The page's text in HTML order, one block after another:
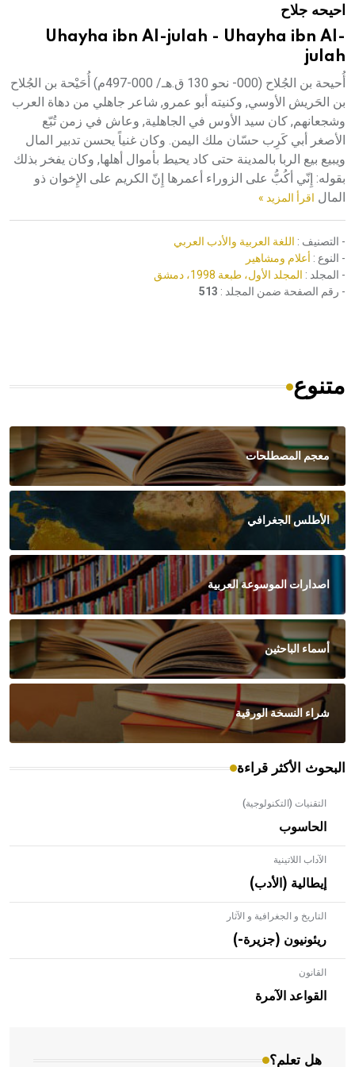
هيئة الموسوعة العربية تطلق موسوعات جديدة في عام 2026احيحه جلاح
Uhayha ibn Al-julah - Uhayha ibn Al-
julah
أُحيحة بن الجُلاح (000- نحو 130 ق.هـ/ 000-497م) أُحَيْحة بن الجُلاح
بن الحَريش الأوسي, وكنيته أبو عمرو, شاعر جاهلي من دهاة العرب
وشجعانهم, كان سيد الأوس في الجاهلية, وعاش في زمن تُبّع
الأصغر أبي كَرِب حسّان ملك اليمن. وكان غنياً يحسن تدبير المال
ويبيع بيع الربا بالمدينة حتى كاد يحيط بأموال أهلها, وكان يفخر بذلك
بقوله: إِنّي أكُبُّ على الزوراء أعمرها إِنّ الكريم على الإِخوان ذو
المال اقرأ المزيد »
- التصنيف : اللغة العربية والأدب العربي
- النوع : أعلام ومشاهير
- المجلد : المجلد الأول، طبعة 1998، دمشق
- رقم الصفحة ضمن المجلد : 513
متنوع
معجم المصطلحات
الأطلس الجغرافي
اصدارات الموسوعة العربية
أسماء الباحثين
شراء النسخة الورقية
البحوث الأكثر قراءة
التقنيات (التكنولوجية)
الحاسوب
الآداب اللاتينية
إيطالية (الأدب)
التاريخ و الجغرافية و الآثار
ريئونيون (جزيرة-)
القانون
القواعد الآمرة
هل تعلم؟
- هل تعلم أن الأبلق نوع من الفنون الهندسية التي ارتبطت
بالعمارة الإسلامية في بلاد الشام ومصر خاصة، حيث يحرص
المعمار على بناء مداميكه وخاصة في الواجهات